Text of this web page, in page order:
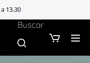
13.30
Buscar